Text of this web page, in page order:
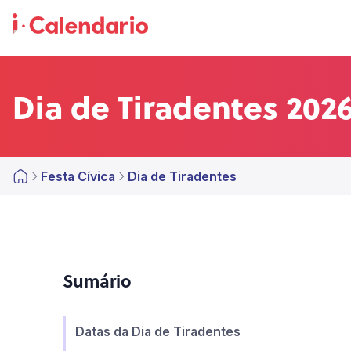
Dia de Tiradentes
Festa Cívica Dia de Tiradentes
Sumário
Datas da Dia de Tiradentes